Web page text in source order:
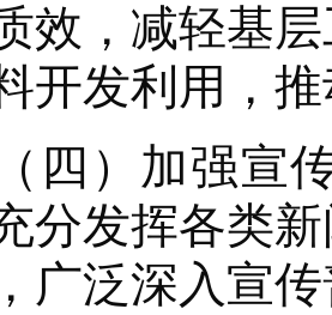
效，减轻基
开发利用，
）加强宣传
分发挥各类
广泛深入宣